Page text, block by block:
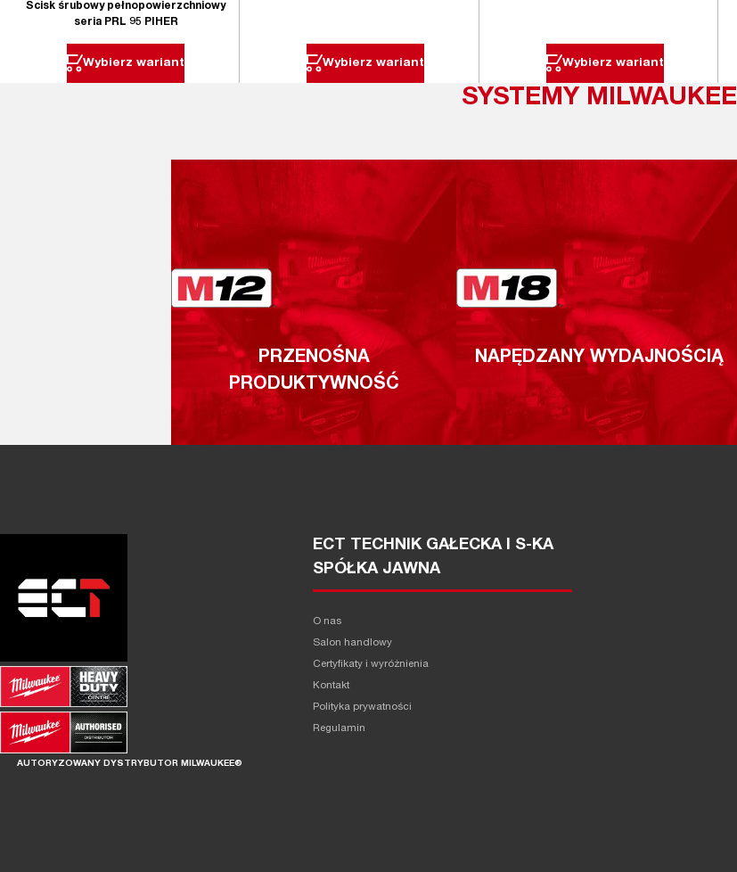
Ścisk śrubowy pełnopowierzchniowy
seria PRL 95 PIHER
Wybierz wariant Wybierz wariant Wybierz wariant
SYSTEMY MILWAUKEE
PRZENOŚNA
PRODUKTYWNOŚĆ
NAPĘDZANY WYDAJNOŚCIĄ
AUTORYZOWANY DYSTRYBUTOR MILWAUKEE®
ECT TECHNIK GAŁECKA I S-KA
SPÓŁKA JAWNA
O nas
Salon handlowy
Certyfikaty i wyróżnienia
Kontakt
Polityka prywatności
Regulamin